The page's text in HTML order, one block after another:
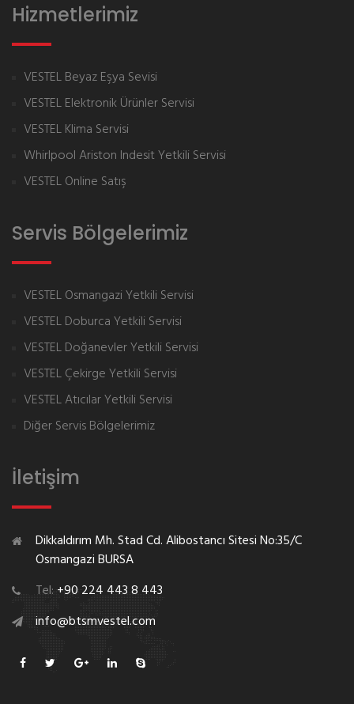
Hizmetlerimiz
VESTEL Beyaz Eşya Sevisi
VESTEL Elektronik Ürünler Servisi
VESTEL Klima Servisi
Whirlpool Ariston Indesit Yetkili Servisi
VESTEL Online Satış
Servis Bölgelerimiz
VESTEL Osmangazi Yetkili Servisi
VESTEL Doburca Yetkili Servisi
VESTEL Doğanevler Yetkili Servisi
VESTEL Çekirge Yetkili Servisi
VESTEL Atıcılar Yetkili Servisi
Diğer Servis Bölgelerimiz
İletişim
Dikkaldırım Mh. Stad Cd. Alibostancı Sitesi No:35/C
Osmangazi BURSA
Tel: +90 224 443 8 443
info@btsmvestel.com